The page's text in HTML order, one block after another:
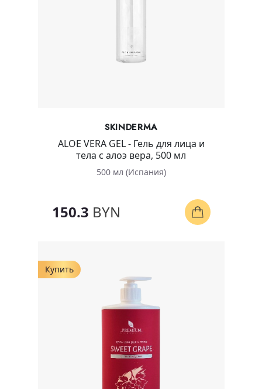
SKINDERMA
ALOE VERA GEL - Гель для лица и
тела с алоэ вера, 500 мл
500 мл (Испания)
150.3 BYN
Купить